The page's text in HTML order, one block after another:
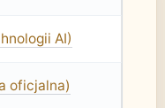
AI)
oficjalna)